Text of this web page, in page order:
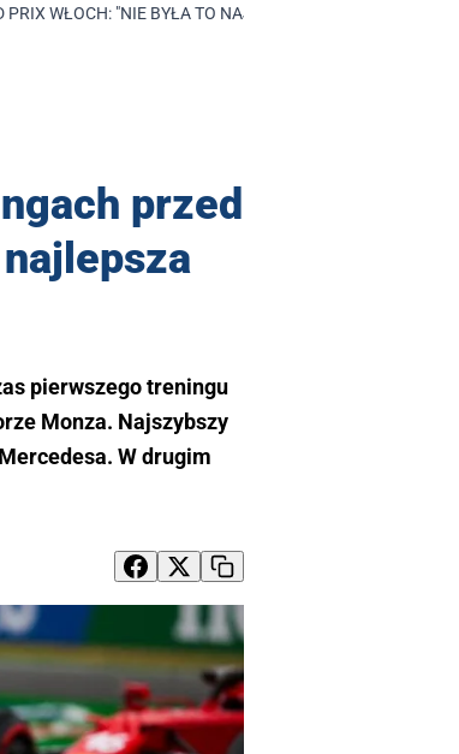
WŁOCH: "NIE BYŁA TO NAJLEPSZA SESJA"
przed
najlepsza
pierwszego treningu
Monza. Najszybszy
W drugim